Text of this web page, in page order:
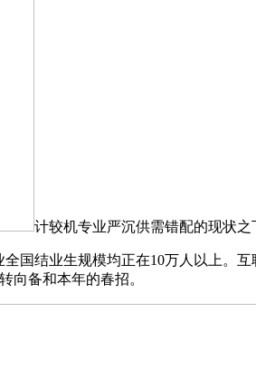
计较机专业严沉供需错配的现状之
结业生规模均正在10万人以上。
向备和本年的春招。